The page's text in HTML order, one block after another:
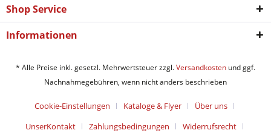
Shop Service
Informationen
* Alle Preise inkl. gesetzl. Mehrwertsteuer zzgl.Versandkosten und ggf.
Nachnahmegebühren, wenn nicht anders beschrieben
Cookie-Einstellungen Kataloge & Flyer
Über uns
UnserKontakt
Zahlungsbedingungen
Widerrufsrecht